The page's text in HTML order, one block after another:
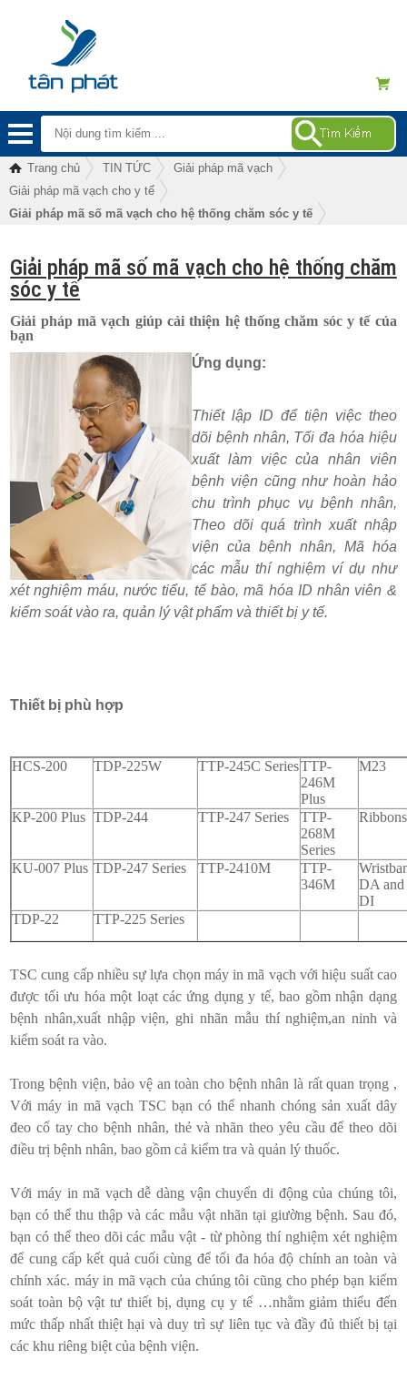
Trang chủ TIN TỨC
Giải pháp mã vạch
Giải pháp mã vạch cho y tế
Giải pháp mã số mã vạch cho hệ thống chăm sóc y tế
Giải pháp mã số mã vạch cho hệ thống chăm
sóc y tế
Giải pháp mã vạch giúp cải thiện hệ thống chăm sóc y tế của
bạn
Ứng dụng:
Thiết lập ID để tiện việc theo
dõi bệnh nhân, Tối đa hóa hiệu
xuất làm việc của nhân viên
bệnh viện cũng như hoàn hảo
chu trình phục vụ bệnh nhân,
Theo dõi quá trình xuất nhập
viện của bệnh nhân, Mã hóa
các mẫu thí nghiệm ví dụ như
xét nghiệm máu, nước tiểu, tế bào, mã hóa ID nhân viên &
kiểm soát vào ra, quản lý vật phẩm và thiết bị y tế.
Thiết bị phù hợp
HCS-200 TDP-225W TTP-245C SeriesTTP-
246M
Plus
M23
KP-200 Plus TDP-244 TTP-247 Series
TTP-
268M
Series
Ribbons
KU-007 Plus TDP-247 Series TTP-2410M
TTP-
346M
DA and
DI
TDP-22
TTP-225 Series
TSC cung cấp nhiều sự lựa chọn máy in mã vạch với hiệu suất cao
được tối ưu hóa một loạt các ứng dụng y tế, bao gồm nhận dạng
bệnh nhân,xuất nhập viện, ghi nhãn mẫu thí nghiệm,an ninh và
kiểm soát ra vào.
Trong bệnh viện, bảo vệ an toàn cho bệnh nhân là rất quan trọng ,
Với máy in mã vạch TSC bạn có thể nhanh chóng sản xuất dây
đeo cổ tay cho bệnh nhân, thẻ và nhãn theo yêu cầu để theo dõi
điều trị bệnh nhân, bao gồm cả kiểm tra và quản lý thuốc.
Với máy in mã vạch dễ dàng vận chuyển di động của chúng tôi,
bạn có thể thu thập và các mẫu vật nhãn tại giường bệnh. Sau đó,
bạn có thể theo dõi các mẫu vật - từ phòng thí nghiệm xét nghiệm
để cung cấp kết quả cuối cùng để tối đa hóa độ chính an toàn và
chính xác. máy in mã vạch của chúng tôi cũng cho phép bạn kiểm
soát toàn bộ vật tư thiết bị, dụng cụ y tế …nhằm giảm thiểu đến
mức thấp nhất thiệt hại và duy trì sự liên tục và đầy đủ thiết bị tại
các khu riêng biệt của bệnh viện.